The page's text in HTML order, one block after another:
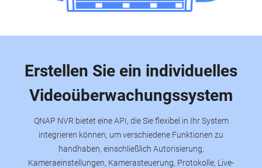
Erstellen Sie ein individuelles
Videoüberwachungssystem
QNAP NVR bietet eine API, die Sie flexibel in Ihr System
integrieren können, um verschiedene Funktionen zu
handhaben, einschließlich Autorisierung,
Kameraeinstellungen, Kamerasteuerung, Protokolle, Live-